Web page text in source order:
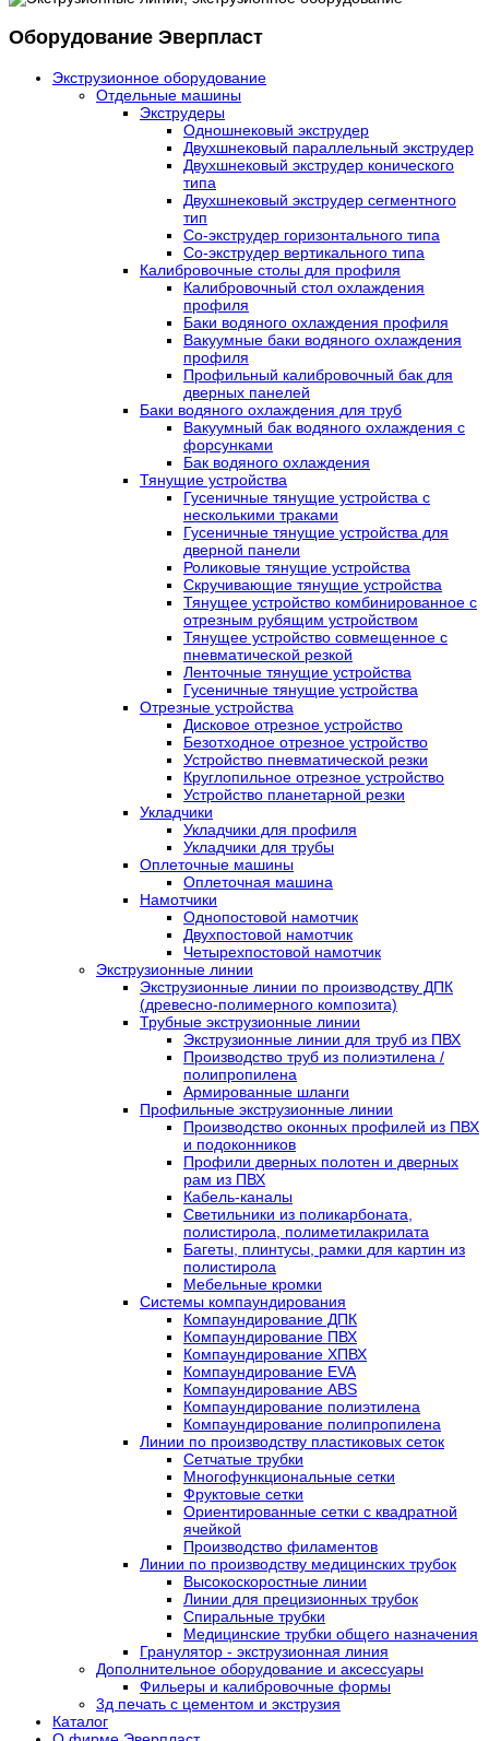
Оборудование Эверпласт
Экструзионное оборудование
Отдельные машины
Экструдеры
Одношнековый экструдер
Двухшнековый параллельный экструдер
Двухшнековый экструдер конического
типа
Двухшнековый экструдер сегментного
тип
Со-экструдер горизонтального типа
Со-экструдер вертикального типа
Калибровочные столы для профиля
Калибровочный стол охлаждения
профиля
Баки водяного охлаждения профиля
Вакуумные баки водяного охлаждения
профиля
Профильный калибровочный бак для
дверных панелей
Баки водяного охлаждения для труб
Вакуумный бак водяного охлаждения с
форсунками
Бак водяного охлаждения
Тянущие устройства
Гусеничные тянущие устройства с
несколькими траками
Гусеничные тянущие устройства для
дверной панели
Роликовые тянущие устройства
Скручивающие тянущие устройства
Тянущее устройство комбинированное с
отрезным рубящим устройством
Тянущее устройство совмещенное с
пневматической резкой
Ленточные тянущие устройства
Гусеничные тянущие устройства
Отрезные устройства
Дисковое отрезное устройство
Безотходное отрезное устройство
Устройство пневматической резки
Круглопильное отрезное устройство
Устройство планетарной резки
Укладчики
Укладчики для профиля
Укладчики для трубы
Оплеточные машины
Оплеточная машина
Намотчики
Однопостовой намотчик
Двухпостовой намотчик
Четырехпостовой намотчик
Экструзионные линии
Экструзионные линии по производству ДПК
(древесно-полимерного композита)
Трубные экструзионные линии
Экструзионные линии для труб из ПВХ
Производство труб из полиэтилена /
полипропилена
Армированные шланги
Профильные экструзионные линии
Производство оконных профилей из ПВХ
и подоконников
Профили дверных полотен и дверных
рам из ПВХ
Кабель-каналы
Светильники из поликарбоната,
полистирола, полиметилакрилата
Багеты, плинтусы, рамки для картин из
полистирола
Мебельные кромки
Системы компаундирования
Компаундирование ДПК
Компаундирование ПВХ
Компаундирование ХПВХ
Компаундирование EVA
Компаундирование ABS
Компаундирование полиэтилена
Компаундирование полипропилена
Линии по производству пластиковых сеток
Сетчатые трубки
Многофункциональные сетки
Фруктовые сетки
Ориентированные сетки с квадратной
ячейкой
Производство филаментов
Линии по производству медицинских трубок
Высокоскоростные линии
Линии для прецизионных трубок
Спиральные трубки
Медицинские трубки общего назначения
Гранулятор - экструзионная линия
Дополнительное оборудование и аксессуары
Фильеры и калибровочные формы
3д печать с цементом и экструзия
Каталог